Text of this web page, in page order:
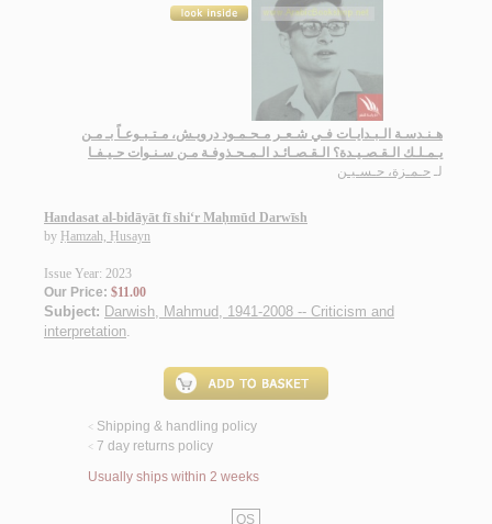
هـنـدسـة الـبـدايـات فـي شـعـر مـحـمـود درويـش، مـتـبـوعـاً بـ مـن
يـمـلـك الـقـصـيـدة؟ الـقـصـائـد الـمـحـذوفـة مـن سـنـوات حـيـفـا
لـ حـمـزة، حـسـيـن
Handasat al-bidāyāt fī shi‘r Maḥmūd Darwīsh
by Ḥamzah, Ḥusayn
Issue Year: 2023
Our Price: $11.00
Subject: Darwish, Mahmud, 1941-2008 -- Criticism and
interpretation.
< Shipping & handling policy
< 7 day returns policy
Usually ships within 2 weeks
QS